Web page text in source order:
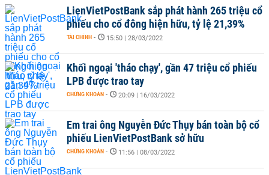
LienVietPostBank sắp phát hành 265 triệu cổ
phiếu cho cổ đông hiện hữu, tỷ lệ 21,39%
TÀI CHÍNH - 15:50 | 28/03/2022
Khối ngoại 'tháo chạy', gần 47 triệu cổ phiếu
LPB được trao tay
CHỨNG KHOÁN - 20:09 | 16/03/2022
Em trai ông Nguyễn Đức Thụy bán toàn bộ cổ
phiếu LienVietPostBank sở hữu
CHỨNG KHOÁN - 11:56 | 08/03/2022